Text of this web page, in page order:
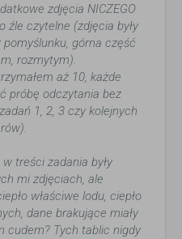
zdjęcia NICZEGO
źle czytelne (zdjęcia były
górna część
rozmytym).
aż 10, każde
próbę odczytania bez
1, 2, 3 czy kolejnych
treści zadania były
mi zdjęciach, ale
właściwe lodu, ciepło
dane brakujące miały
cudem? Tych tablic nigdy